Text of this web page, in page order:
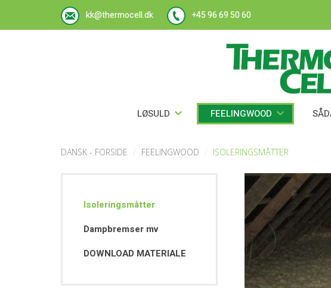
kk@thermocell.dk +45 96 69 50 60
LØSULD FEELINGWOOD
DANSK - FORSIDE FEELINGWOOD ISOLERINGSMÅTTER
Isoleringsmåtter
Dampbremser mv
DOWNLOAD MATERIALE